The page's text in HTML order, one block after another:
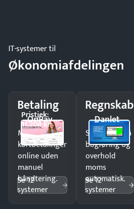
IT-systemer til
Økonomiafdelingen
Betaling
OnPay
Pristjek:
11.208 kr
Modtag
kortbetalinger
online uden
manuel
håndtering.
Se 12
systemer
Regnskab
Danlet
Spar timer på
bogføring og
overhold
moms
automatisk.
Se 12
systemer